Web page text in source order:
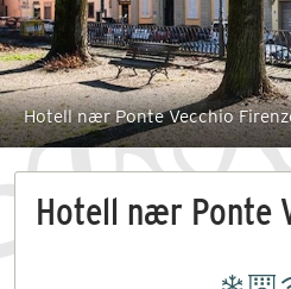
Hotell nær Ponte Vecchio
Hotell nær Ponte